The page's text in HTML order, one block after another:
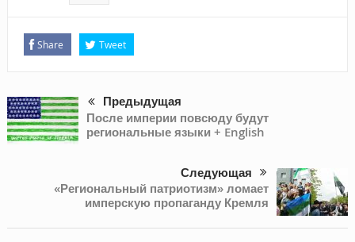
Share Tweet
Предыдущая
После империи повсюду будут
региональные языки + English
Следующая
«Региональный патриотизм» ломает
имперскую пропаганду Кремля